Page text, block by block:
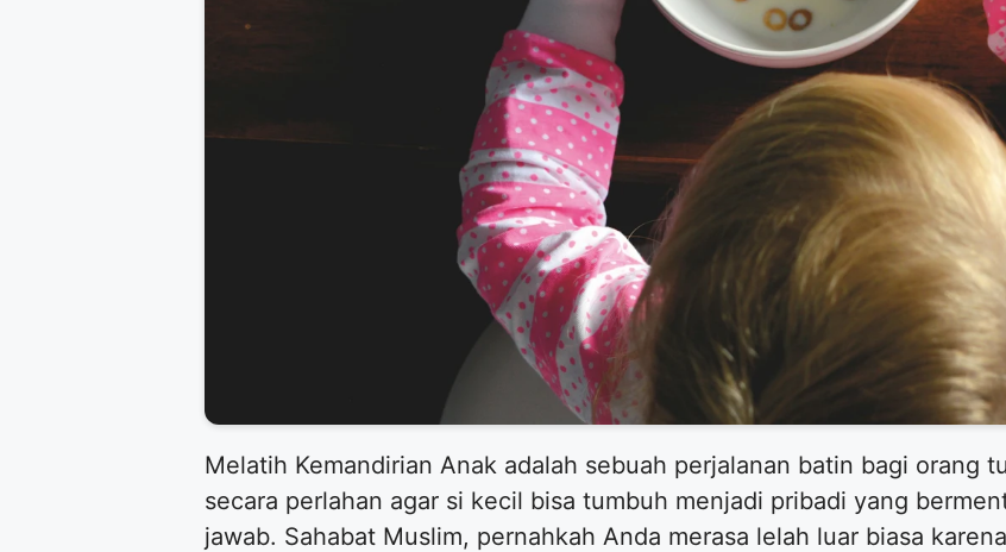
​Melatih Kemandirian Anak adalah sebuah perjalanan batin bagi orang
secara perlahan agar si kecil bisa tumbuh menjadi pribadi yang
jawab. Sahabat Muslim, pernahkah Anda merasa lelah luar biasa